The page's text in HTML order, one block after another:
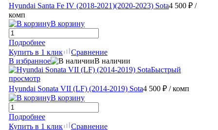
Hyundai Santa Fe IV (2018-2021)(2020-2023) Sota4 500 ₽ /
комп
В корзину
Подробнее
Купить в 1 клик
Сравнение
В избранное
В наличии
Быстрый
просмотр
Hyundai Sonata VII (LF) (2014-2019) Sota4 500 ₽ / комп
В корзину
Подробнее
Купить в 1 клик
Сравнение